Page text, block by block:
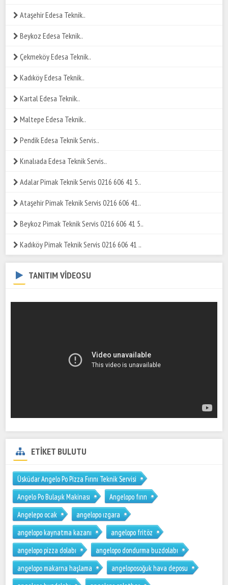
Ataşehir Edesa Teknik..
Beykoz Edesa Teknik..
Çekmeköy Edesa Teknik..
Kadıköy Edesa Teknik..
Kartal Edesa Teknik..
Maltepe Edesa Teknik..
Pendik Edesa Teknik Servis..
Kınalıada Edesa Teknik Servis..
Adalar Pimak Teknik Servis 0216 606 41 5..
Ataşehir Pimak Teknik Servis 0216 606 41..
Beykoz Pimak Teknik Servis 0216 606 41 5..
Kadıköy Pimak Teknik Servis 0216 606 41 ..
TANITIM VİDEOSU
ETİKET BULUTU
Üsküdar Angelo Po Pizza Fırını Teknik Servisi
Angelo Po Bulaşık Makinası
Angelopo fırın
Angelepo ocak
angelopo ızgara
angelopo kaynatma kazanı
angelopo fritöz
angelopo pizza dolabı
angelopo dondurma buzdolabı
angelopo makarna haşlama
angeloposoğuk hava deposu